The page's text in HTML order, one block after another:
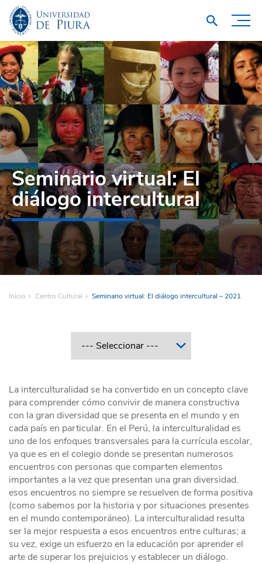
Seminario virtual: El
diálogo intercultural
Inicio Centro Cultural Seminario virtual: El diálogo intercultural – 2021
La interculturalidad se ha convertido en un concepto clave
para comprender cómo convivir de manera constructiva
con la gran diversidad que se presenta en el mundo y en
cada país en particular. En el Perú, la interculturalidad es
uno de los enfoques transversales para la currícula escolar,
ya que es en el colegio donde se presentan numerosos
encuentros con personas que comparten elementos
importantes a la vez que presentan una gran diversidad.
esos encuentros no siempre se resuelven de forma positiva
(como sabemos por la historia y por situaciones presentes
en el mundo contemporáneo). La interculturalidad resulta
ser la mejor respuesta a esos encuentros entre culturas; a
su vez, exige un esfuerzo en la educación por aprender el
arte de superar los prejuicios y establecer un diálogo.